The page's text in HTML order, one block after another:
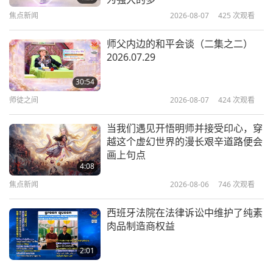
拯救亚马逊雨林：请持纯素
马修·波多尔斯基：透过电影保护野
生动物（三集之一）
环保发明
焦点新闻 2026-08-07 425 次观看
30:54
师父内边的和平会谈（二集之二）
2026.07.29
师徒之间 2026-08-07 424 次观看
4:08
当我们遇见开悟明师并接受印心，穿
越这个虚幻世界的漫长艰辛道路便会
画上句点
焦点新闻 2026-08-06 746 次观看
2:01
西班牙法院在法律诉讼中维护了纯素
肉品制造商权益